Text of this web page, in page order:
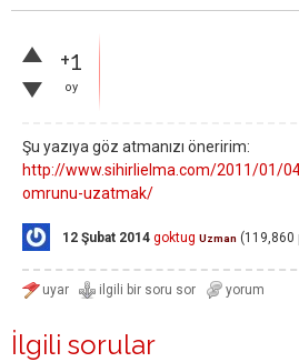
+1
oy
Şu yazıya göz atmanızı öneririm:
http://www.sihirlielma.com/2011/01/
omrunu-uzatmak/
12 Şubat 2014 goktug Uzman (119,860
İlgili sorular